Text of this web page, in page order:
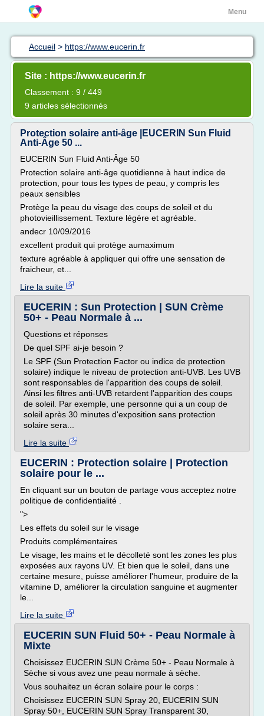
Menu
Accueil > https://www.eucerin.fr
Site : https://www.eucerin.fr
Classement : 9 / 449
9 articles sélectionnés
Protection solaire anti-âge |EUCERIN Sun Fluid
Anti-Âge 50 ...
EUCERIN Sun Fluid Anti-Âge 50
Protection solaire anti-âge quotidienne à haut indice de
protection, pour tous les types de peau, y compris les
peaux sensibles
Protège la peau du visage des coups de soleil et du
photovieillissement. Texture légère et agréable.
andecr 10/09/2016
excellent produit qui protège aumaximum
texture agréable à appliquer qui offre une sensation de
fraicheur, et...
Lire la suite
EUCERIN : Sun Protection | SUN Crème
50+ - Peau Normale à ...
Questions et réponses
De quel SPF ai-je besoin ?
Le SPF (Sun Protection Factor ou indice de protection
solaire) indique le niveau de protection anti-UVB. Les UVB
sont responsables de l'apparition des coups de soleil.
Ainsi les filtres anti-UVB retardent l'apparition des coups
de soleil. Par exemple, une personne qui a un coup de
soleil après 30 minutes d'exposition sans protection
solaire sera...
Lire la suite
EUCERIN : Protection solaire | Protection
solaire pour le ...
En cliquant sur un bouton de partage vous acceptez notre
politique de confidentialité .
">
Les effets du soleil sur le visage
Produits complémentaires
Le visage, les mains et le décolleté sont les zones les plus
exposées aux rayons UV. Et bien que le soleil, dans une
certaine mesure, puisse améliorer l'humeur, produire de la
vitamine D, améliorer la circulation sanguine et augmenter
le...
Lire la suite
EUCERIN SUN Fluid 50+ - Peau Normale à
Mixte
Choisissez EUCERIN SUN Crème 50+ - Peau Normale à
Sèche si vous avez une peau normale à sèche.
Vous souhaitez un écran solaire pour le corps :
Choisissez EUCERIN SUN Spray 20, EUCERIN SUN
Spray 50+, EUCERIN SUN Spray Transparent 30,